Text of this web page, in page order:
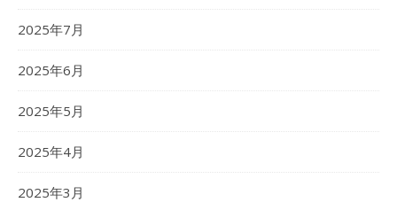
2025年7月
2025年6月
2025年5月
2025年4月
2025年3月